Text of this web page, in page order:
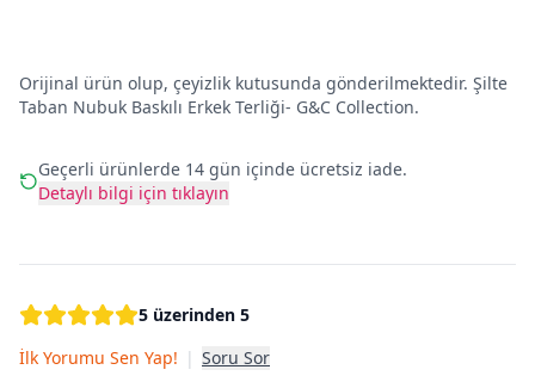
Orijinal ürün olup, çeyizlik kutusunda gönderilmektedir. Şilte
Taban Nubuk Baskılı Erkek Terliği- G&C Collection.
Geçerli ürünlerde 14 gün içinde ücretsiz iade.
Detaylı bilgi için tıklayın
5 üzerinden 5
İlk Yorumu Sen Yap! | Soru Sor